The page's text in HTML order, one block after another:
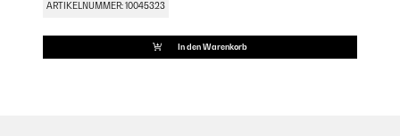
ARTIKELNUMMER: 10045323
In den Warenkorb